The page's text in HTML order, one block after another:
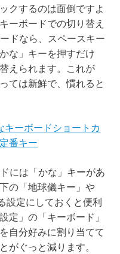
クするのは面倒ですよ
ーボードでの切り替え
ドなら、スペースキー
な」キーを押すだけ
えられます。これが
ては新鮮で、慣れると
ーボードショートカ
番キー
には「かな」キーがあ
の「地球儀キー」や
設定にしておくと便利
定」の「キーボード」
自分好みに割り当てて
がぐっと減ります。